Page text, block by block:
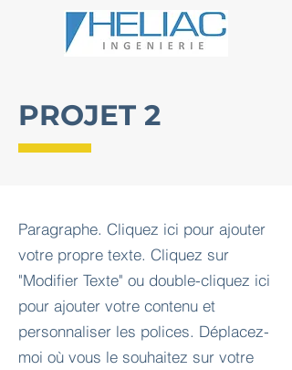
Paragraphe. Cliquez ici pour ajouter
votre propre texte. Cliquez sur
"Modifier Texte" ou double-cliquez ici
pour ajouter votre contenu et
personnaliser les polices. Déplacez-
moi où vous le souhaitez sur votre
PROJET 2